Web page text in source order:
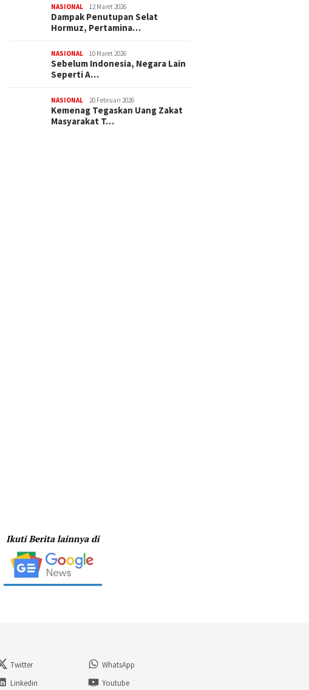
NASIONAL 12 Maret 2026
Dampak Penutupan Selat
Hormuz, Pertamina…
NASIONAL 10 Maret 2026
Sebelum Indonesia, Negara Lain
Seperti A…
NASIONAL 20 Februari 2026
Kemenag Tegaskan Uang Zakat
Masyarakat T…
Twitter
WhatsApp
Linkedin Youtube